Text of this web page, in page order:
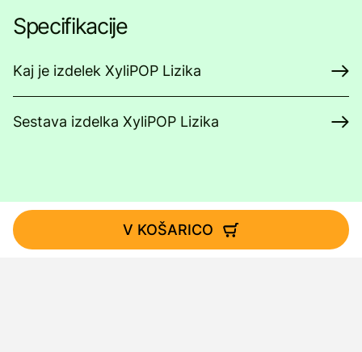
Specifikacije
Kaj je izdelek XyliPOP Lizika
Sestava izdelka XyliPOP Lizika
V KOŠARICO